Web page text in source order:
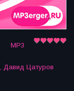
MP3
Давид Цатуров